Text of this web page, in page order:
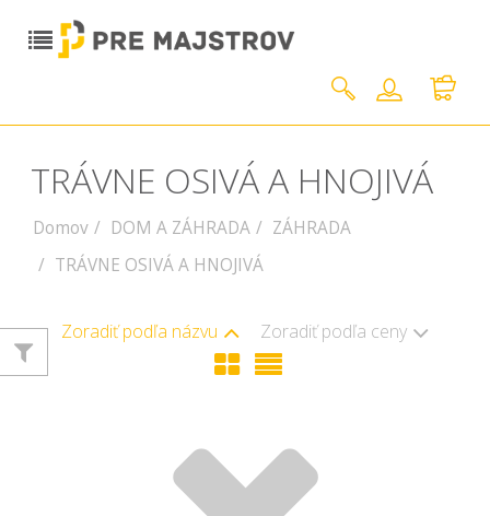
TRÁVNE OSIVÁ A HNOJIVÁ
Domov DOM A ZÁHRADA
ZÁHRADA
TRÁVNE OSIVÁ A HNOJIVÁ
Zoradiť podľa názvu Zoradiť podľa ceny